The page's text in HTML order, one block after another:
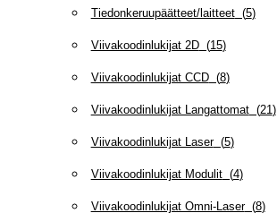
Tiedonkeruupäätteet/laitteet(5)
Viivakoodinlukijat 2D(15)
Viivakoodinlukijat CCD(8)
Viivakoodinlukijat Langattomat(21)
Viivakoodinlukijat Laser(5)
Viivakoodinlukijat Modulit(4)
Viivakoodinlukijat Omni-Laser(8)